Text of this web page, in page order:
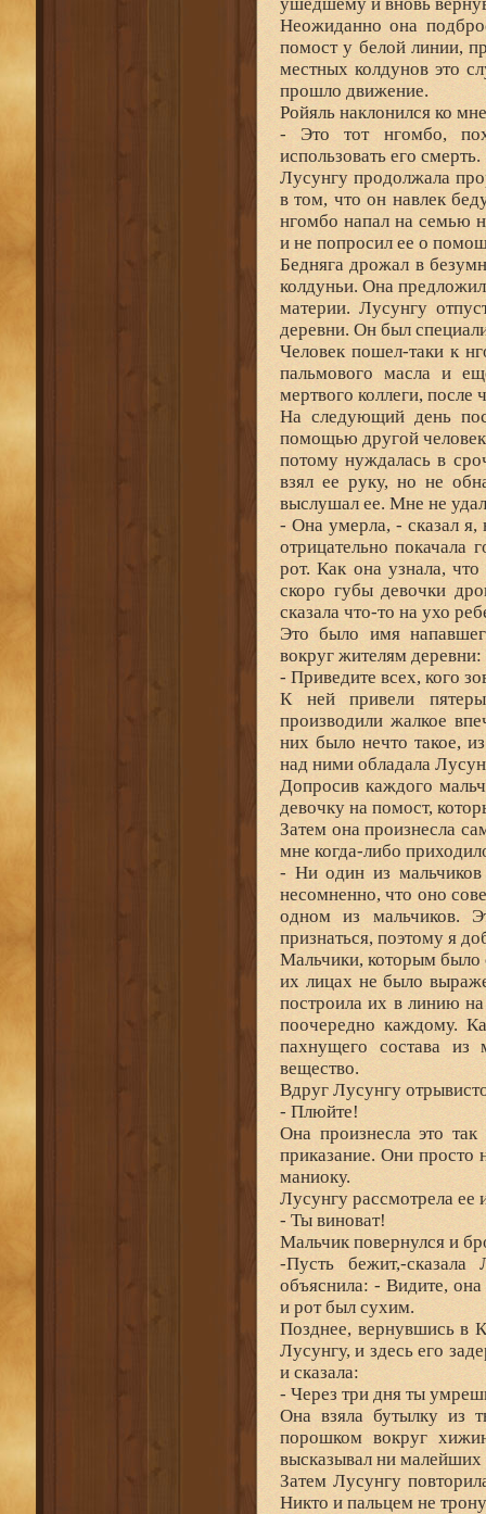
Неожиданно она
помост у белой линии,
местных колдунов это
прошло движение.
Ройяль наклонился ко
- Это тот нгомбо,
использовать его смерть.
Лусунгу продолжала
в том, что он навлек
нгомбо напал на семью
и не попросил ее о
Бедняга дрожал в
колдуньи. Она
материи. Лусунгу
деревни. Он был
Человек пошел-таки к
пальмового масла и
мертвого коллеги, после
На следующий день
помощью другой
потому нуждалась в
взял ее руку, но не
выслушал ее. Мне не
- Она умерла, - сказал я,
отрицательно покачала
рот. Как она узнала,
скоро губы девочки
сказала что-то на ухо
Это было имя
вокруг жителям деревни:
- Приведите всех, кого
К ней привели
производили жалкое
них было нечто такое,
над ними обладала
Допросив каждого
девочку на помост,
Затем она произнесла
мне когда-либо
- Ни один из мальчиков
несомненно, что оно
одном из мальчиков.
признаться, поэтому я
Мальчики, которым было
их лицах не было
построила их в линию
поочередно каждому.
пахнущего состава из
вещество.
Вдруг Лусунгу
- Плюйте!
Она произнесла это
приказание. Они
маниоку.
Лусунгу рассмотрела ее
- Ты виноват!
Мальчик повернулся и
-Пусть бежит,-
объяснила: - Видите,
и рот был сухим.
Позднее, вернувшись в
Лусунгу, и здесь его
и сказала:
- Через три дня ты
Она взяла бутылку из
порошком вокруг
высказывал ни малейших
Затем Лусунгу
Никто и пальцем не